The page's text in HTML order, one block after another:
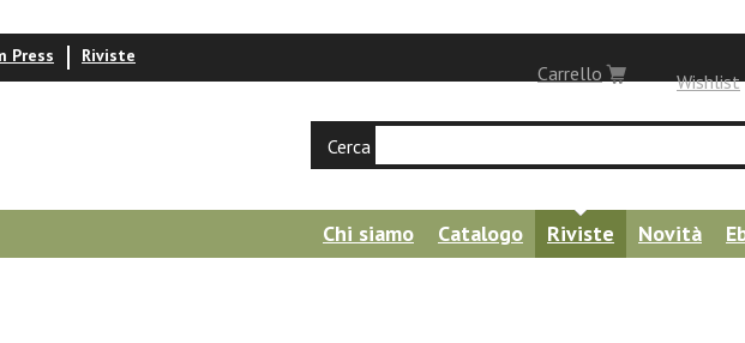
Carrello
Press Riviste
Wishlist
Cerca
Chi siamo Catalogo Riviste Novità